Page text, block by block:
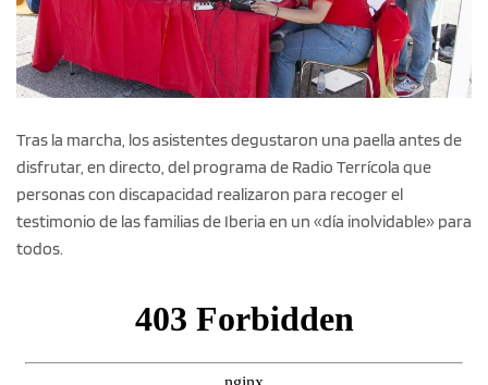
Tras la marcha, los asistentes degustaron una paella antes de
disfrutar, en directo, del programa de Radio Terrícola que
personas con discapacidad realizaron para recoger el
testimonio de las familias de Iberia en un «día inolvidable» para
todos.